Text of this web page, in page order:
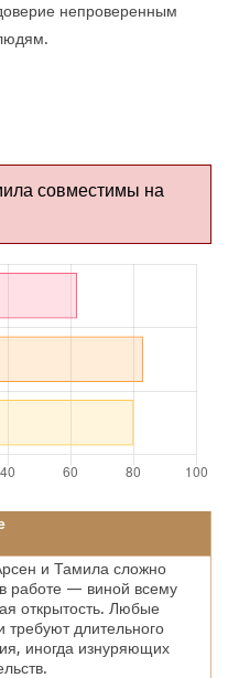
непроверенным
совместимы на
и Тамила сложно
работе — виной всему
открытость. Любые
требуют длительного
иногда изнуряющих